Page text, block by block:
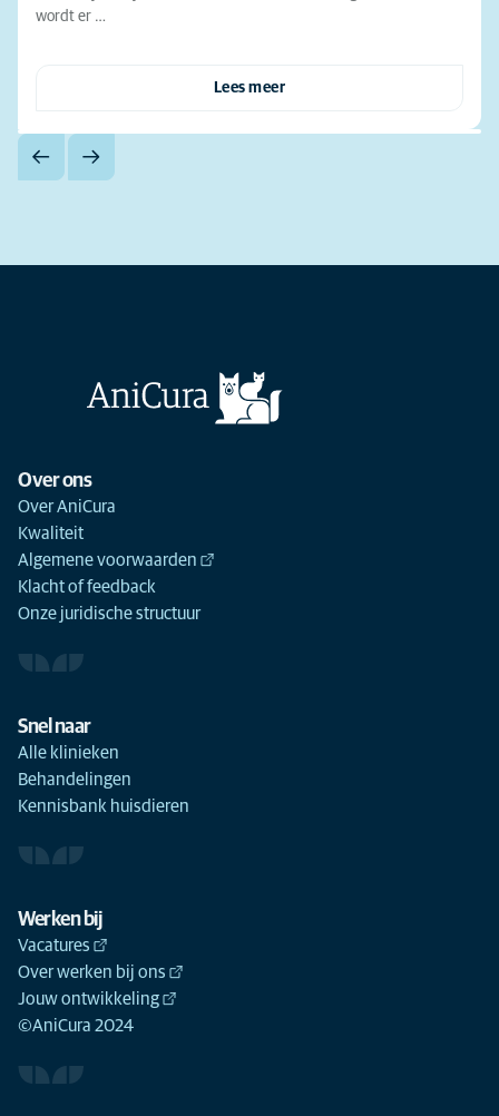
wordt er …
Lees meer
Over ons
Over AniCura
Kwaliteit
Algemene voorwaarden
Klacht of feedback
Onze juridische structuur
Snel naar
Alle klinieken
Behandelingen
Kennisbank huisdieren
Werken bij
Vacatures
Over werken bij ons
Jouw ontwikkeling
©AniCura 2024